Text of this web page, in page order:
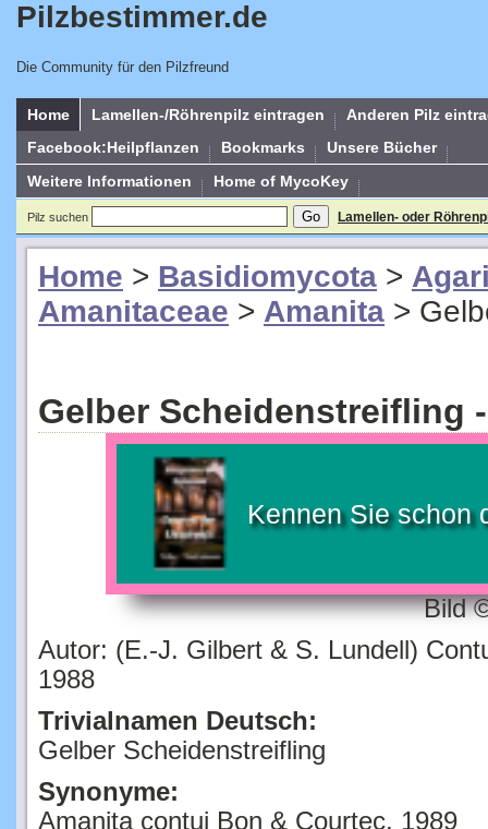
Pilzbestimmer.de
Die Community für den Pilzfreund
Home Lamellen-/Röhrenpilz eintragen
Anderen Pilz
Facebook:Heilpflanzen
Bookmarks
Unsere Bücher
Weitere Informationen
Home of MycoKey
Pilz suchen Lamellen- oder
Home > Basidiomycota >
Amanitaceae > Amanita >
Gelber Scheidenstreifling
Kennen Sie schon
Bild
1988
Gelber Scheidenstreifling
Amanita contui Bon & Courtec. 1989